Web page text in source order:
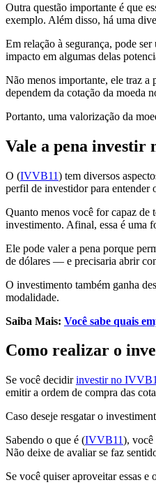
Outra questão importante é que
exemplo. Além disso, há uma
Em relação à segurança, pode
impacto em algumas delas
Não menos importante, ele traz a
dependem da cotação da moeda
Portanto, uma valorização da
Vale a pena investir
O (IVVB11) tem diversos
perfil de investidor para entender
Quanto menos você for capaz de
investimento. Afinal, essa é uma
Ele pode valer a pena porque
de dólares — e precisaria abrir
O investimento também ganha
modalidade.
Saiba Mais: Você sabe quais
Como realizar o
Se você decidirinvestir no
emitir a ordem de compra das
Caso deseje resgatar o
Sabendo o que é (IVVB11), você
Não deixe de avaliar se faz
Se você quiser aproveitar essas